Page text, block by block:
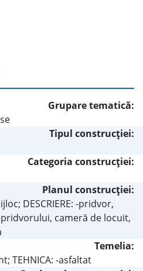
Grupare tematică:
Tipul construcţiei:
Categoria construcţiei:
Planul construcţiei:
DESCRIERE: -pridvor,
cameră de locuit,
Temelia:
TEHNICA: -asfaltat